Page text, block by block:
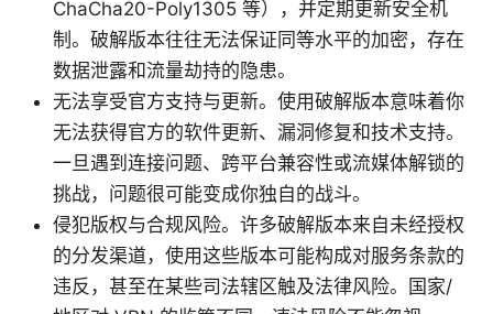
ChaCha20-Poly1305 等），并定期更新安全机
制。破解版本往往无法保证同等水平的加密，存在
数据泄露和流量劫持的隐患。
无法享受官方支持与更新。使用破解版本意味着你
无法获得官方的软件更新、漏洞修复和技术支持。
一旦遇到连接问题、跨平台兼容性或流媒体解锁的
挑战，问题很可能变成你独自的战斗。
侵犯版权与合规风险。许多破解版本来自未经授权
的分发渠道，使用这些版本可能构成对服务条款的
违反，甚至在某些司法辖区触及法律风险。国家/